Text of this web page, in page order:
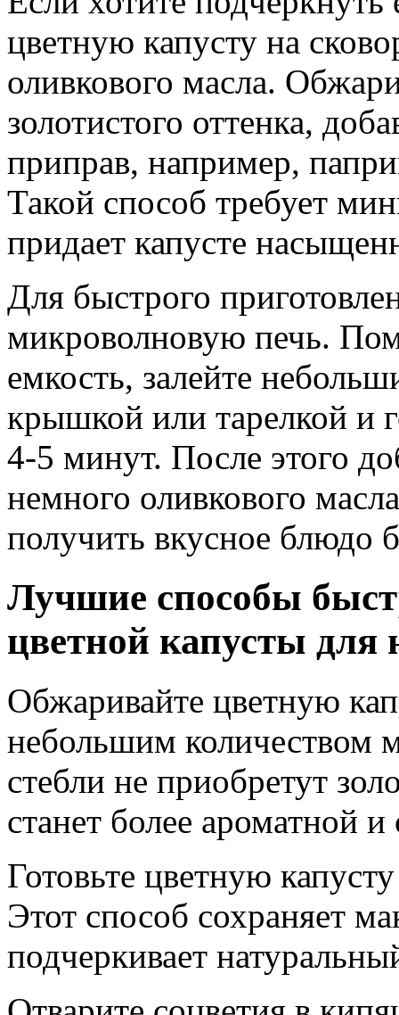
цветную капусту на
оливкового масла.
золотистого оттенка,
приправ, например,
Такой способ требует
придает капусте
Для быстрого
микроволновую печь.
емкость, залейте
крышкой или тарелкой и
4-5 минут. После этого
немного оливкового
получить вкусное блюдо
Лучшие способы
цветной капусты для
Обжаривайте цветную
небольшим количеством
стебли не приобретут
станет более ароматной
Готовьте цветную
Этот способ сохраняет
подчеркивает